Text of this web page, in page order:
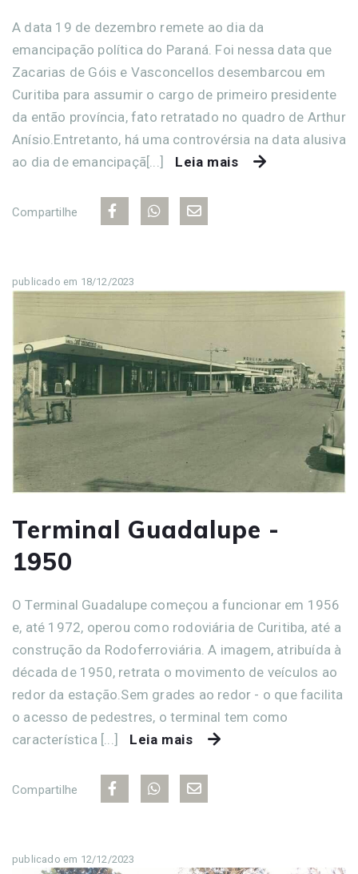
A data 19 de dezembro remete ao dia da
emancipação política do Paraná. Foi nessa data que
Zacarias de Góis e Vasconcellos desembarcou em
Curitiba para assumir o cargo de primeiro presidente
da então província, fato retratado no quadro de Arthur
Anísio.Entretanto, há uma controvérsia na data alusiva
ao dia de emancipaçã[...]
Leia mais
Compartilhe
publicado em 18/12/2023
Terminal Guadalupe -
1950
O Terminal Guadalupe começou a funcionar em 1956
e, até 1972, operou como rodoviária de Curitiba, até a
construção da Rodoferroviária. A imagem, atribuída à
década de 1950, retrata o movimento de veículos ao
redor da estação.Sem grades ao redor - o que facilita
o acesso de pedestres, o terminal tem como
característica [...]
Leia mais
Compartilhe
publicado em 12/12/2023